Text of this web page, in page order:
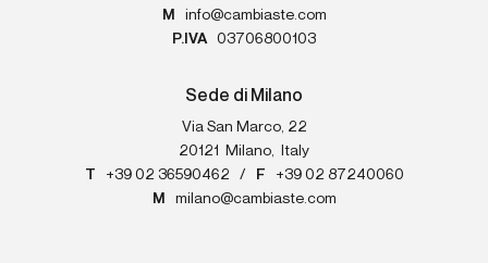
M
info@cambiaste.com
P.IVA
03706800103
Sede di Milano
Via San Marco, 22
20121
Milano,
Italy
T
+39 02 36590462 / F
+39 02 87240060
M
milano@cambiaste.com